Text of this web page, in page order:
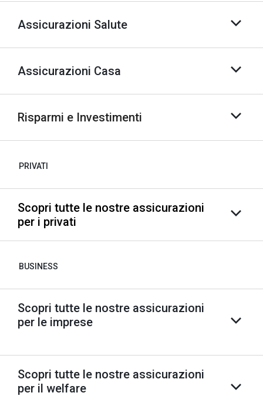
Assicurazioni Salute
Assicurazioni Casa
Risparmi e Investimenti
PRIVATI
Scopri tutte le nostre assicurazioni
per i privati
BUSINESS
Scopri tutte le nostre assicurazioni
per le imprese
Scopri tutte le nostre assicurazioni
per il welfare